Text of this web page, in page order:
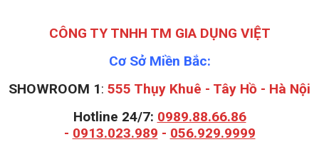
CÔNG TY TNHH TM GIA DỤNG VIỆT
Cơ Sở Miền Bắc:
SHOWROOM 1: 555 Thụy Khuê - Tây Hồ - Hà Nội
Hotline 24/7: 0989.88.66.86
- 0913.023.989 - 056.929.9999